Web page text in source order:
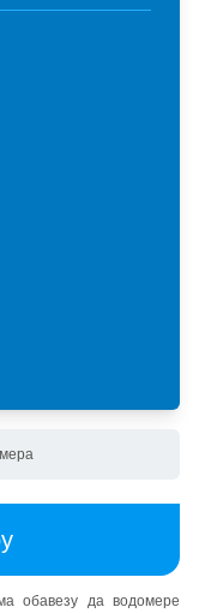
обавезу да водомере